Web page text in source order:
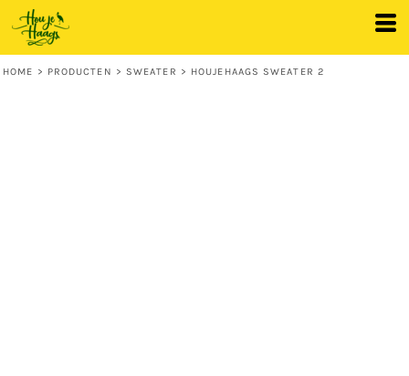
HOME > PRODUCTEN > SWEATER > HOUJEHAAGS SWEATER 2